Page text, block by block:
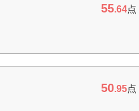
55.64点
50.95点